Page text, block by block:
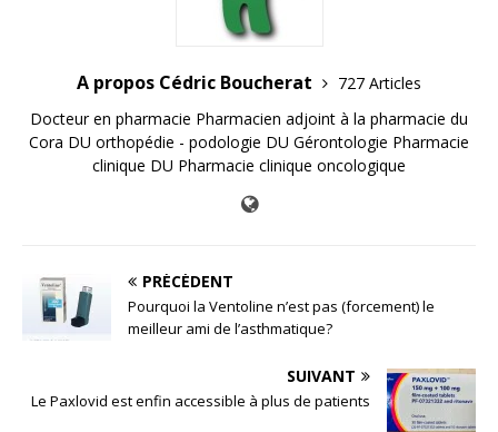
A propos Cédric Boucherat
727 Articles
Docteur en pharmacie Pharmacien adjoint à la pharmacie du
Cora DU orthopédie - podologie DU Gérontologie Pharmacie
clinique DU Pharmacie clinique oncologique
PRÉCÉDENT
Pourquoi la Ventoline n’est pas (forcement) le
meilleur ami de l’asthmatique?
SUIVANT
Le Paxlovid est enfin accessible à plus de patients